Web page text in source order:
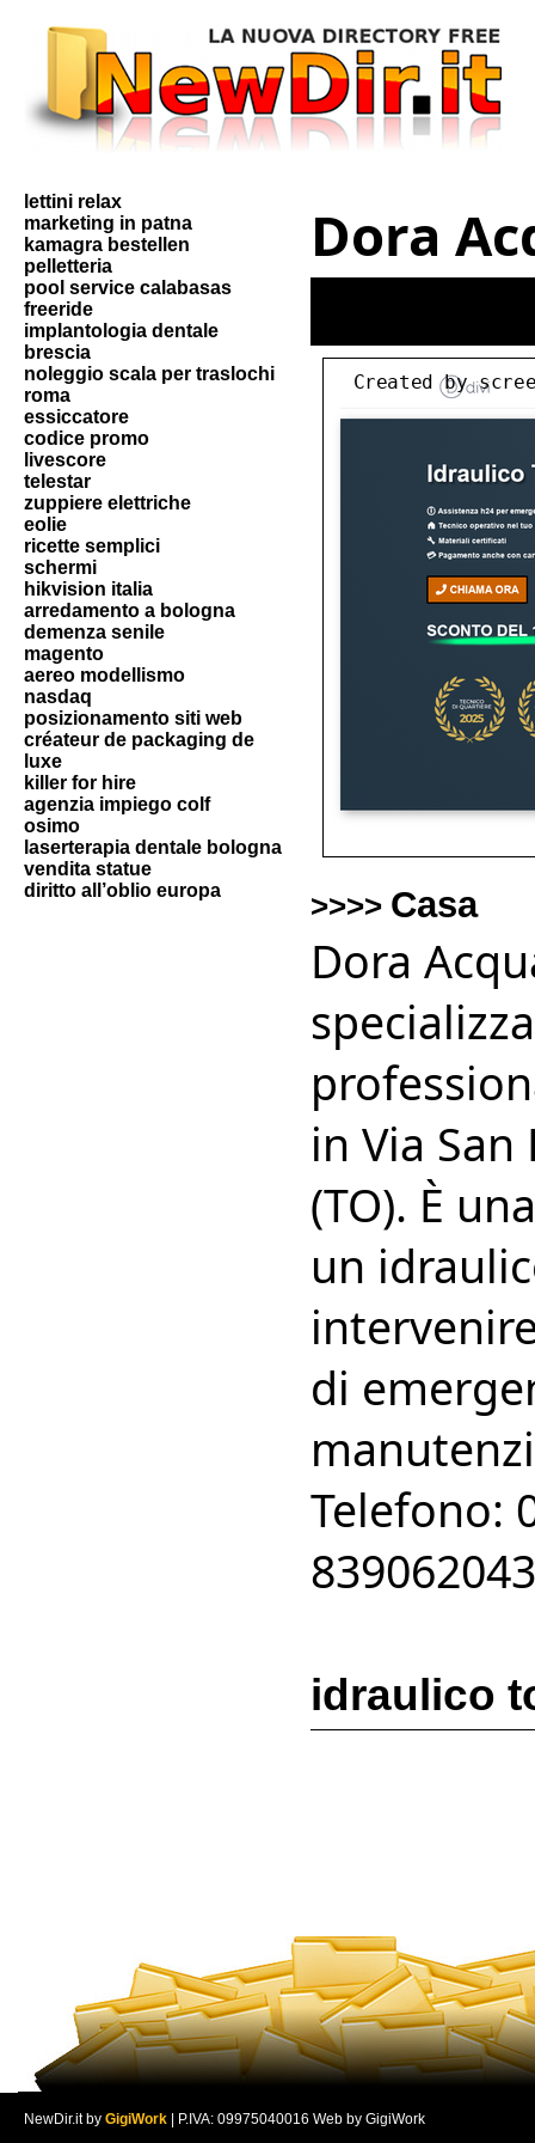
lettini relax
marketing in patna
kamagra bestellen
pelletteria
pool service calabasas
freeride
implantologia dentale
brescia
noleggio scala per traslochi
roma
essiccatore
codice promo
livescore
telestar
zuppiere elettriche
eolie
ricette semplici
schermi
hikvision italia
arredamento a bologna
demenza senile
magento
aereo modellismo
nasdaq
posizionamento siti web
créateur de packaging de
luxe
killer for hire
agenzia impiego colf
osimo
laserterapia dentale bologna
vendita statue
diritto all’oblio europa
Dora
>>>> Casa
Dora
in Via
(TO). È
un
di
Telefono:
idraulico
NewDir.it by GigiWork | P.IVA: 09975040016 Web by GigiWork